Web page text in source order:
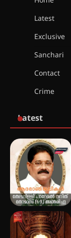
Latest
Exclusive
Sanchari
Contact
Crime
Latest